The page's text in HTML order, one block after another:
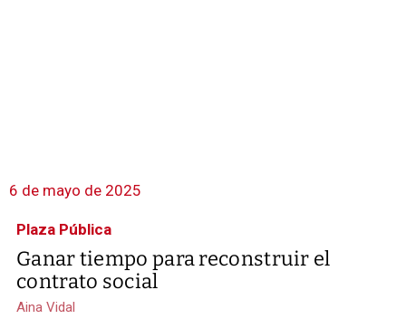
6 de mayo de 2025
Plaza Pública
Ganar tiempo para reconstruir el
contrato social
Aina Vidal